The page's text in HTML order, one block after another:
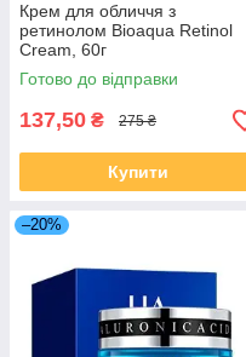
Крем для обличчя з
ретинолом Bioaqua Retinol
Cream, 60г
Готово до відправки
137,50 ₴ 275 ₴
Купити
–20%